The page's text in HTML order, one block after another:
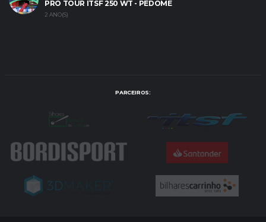
PRO TOUR ITSF 250 WT - PEDOME
2 ANO(S)
PARCEIROS: